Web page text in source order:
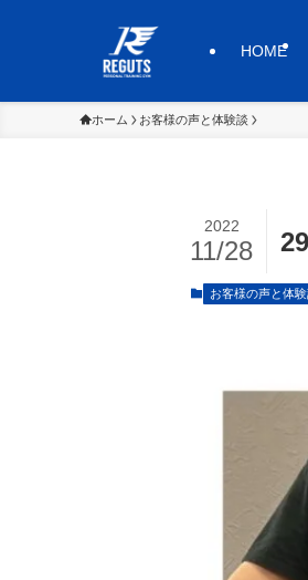
HOME
ホーム お客様の声と体験談
2022
11/28
お客様の声と体